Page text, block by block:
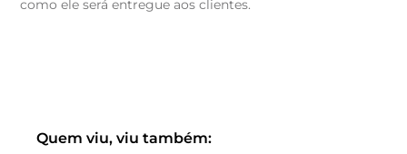
como ele será entregue aos clientes.
Quem viu, viu também: